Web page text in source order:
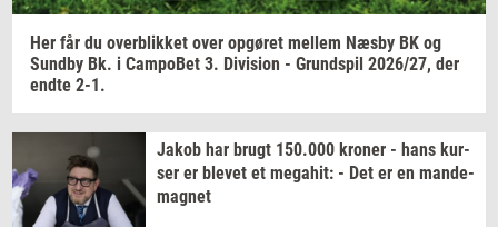
Her får du over­blik­ket over op­gø­ret mel­lem Næsby BK og
Sund­by Bk. i Cam­po­Bet 3. Di­vi­sion - Grund­spil 2026/27, der
endte 2-1.
Jakob har brugt 150.000 kro­ner - hans kur­
ser er ble­vet et me­ga­hit: - Det er en mande-​
magnet